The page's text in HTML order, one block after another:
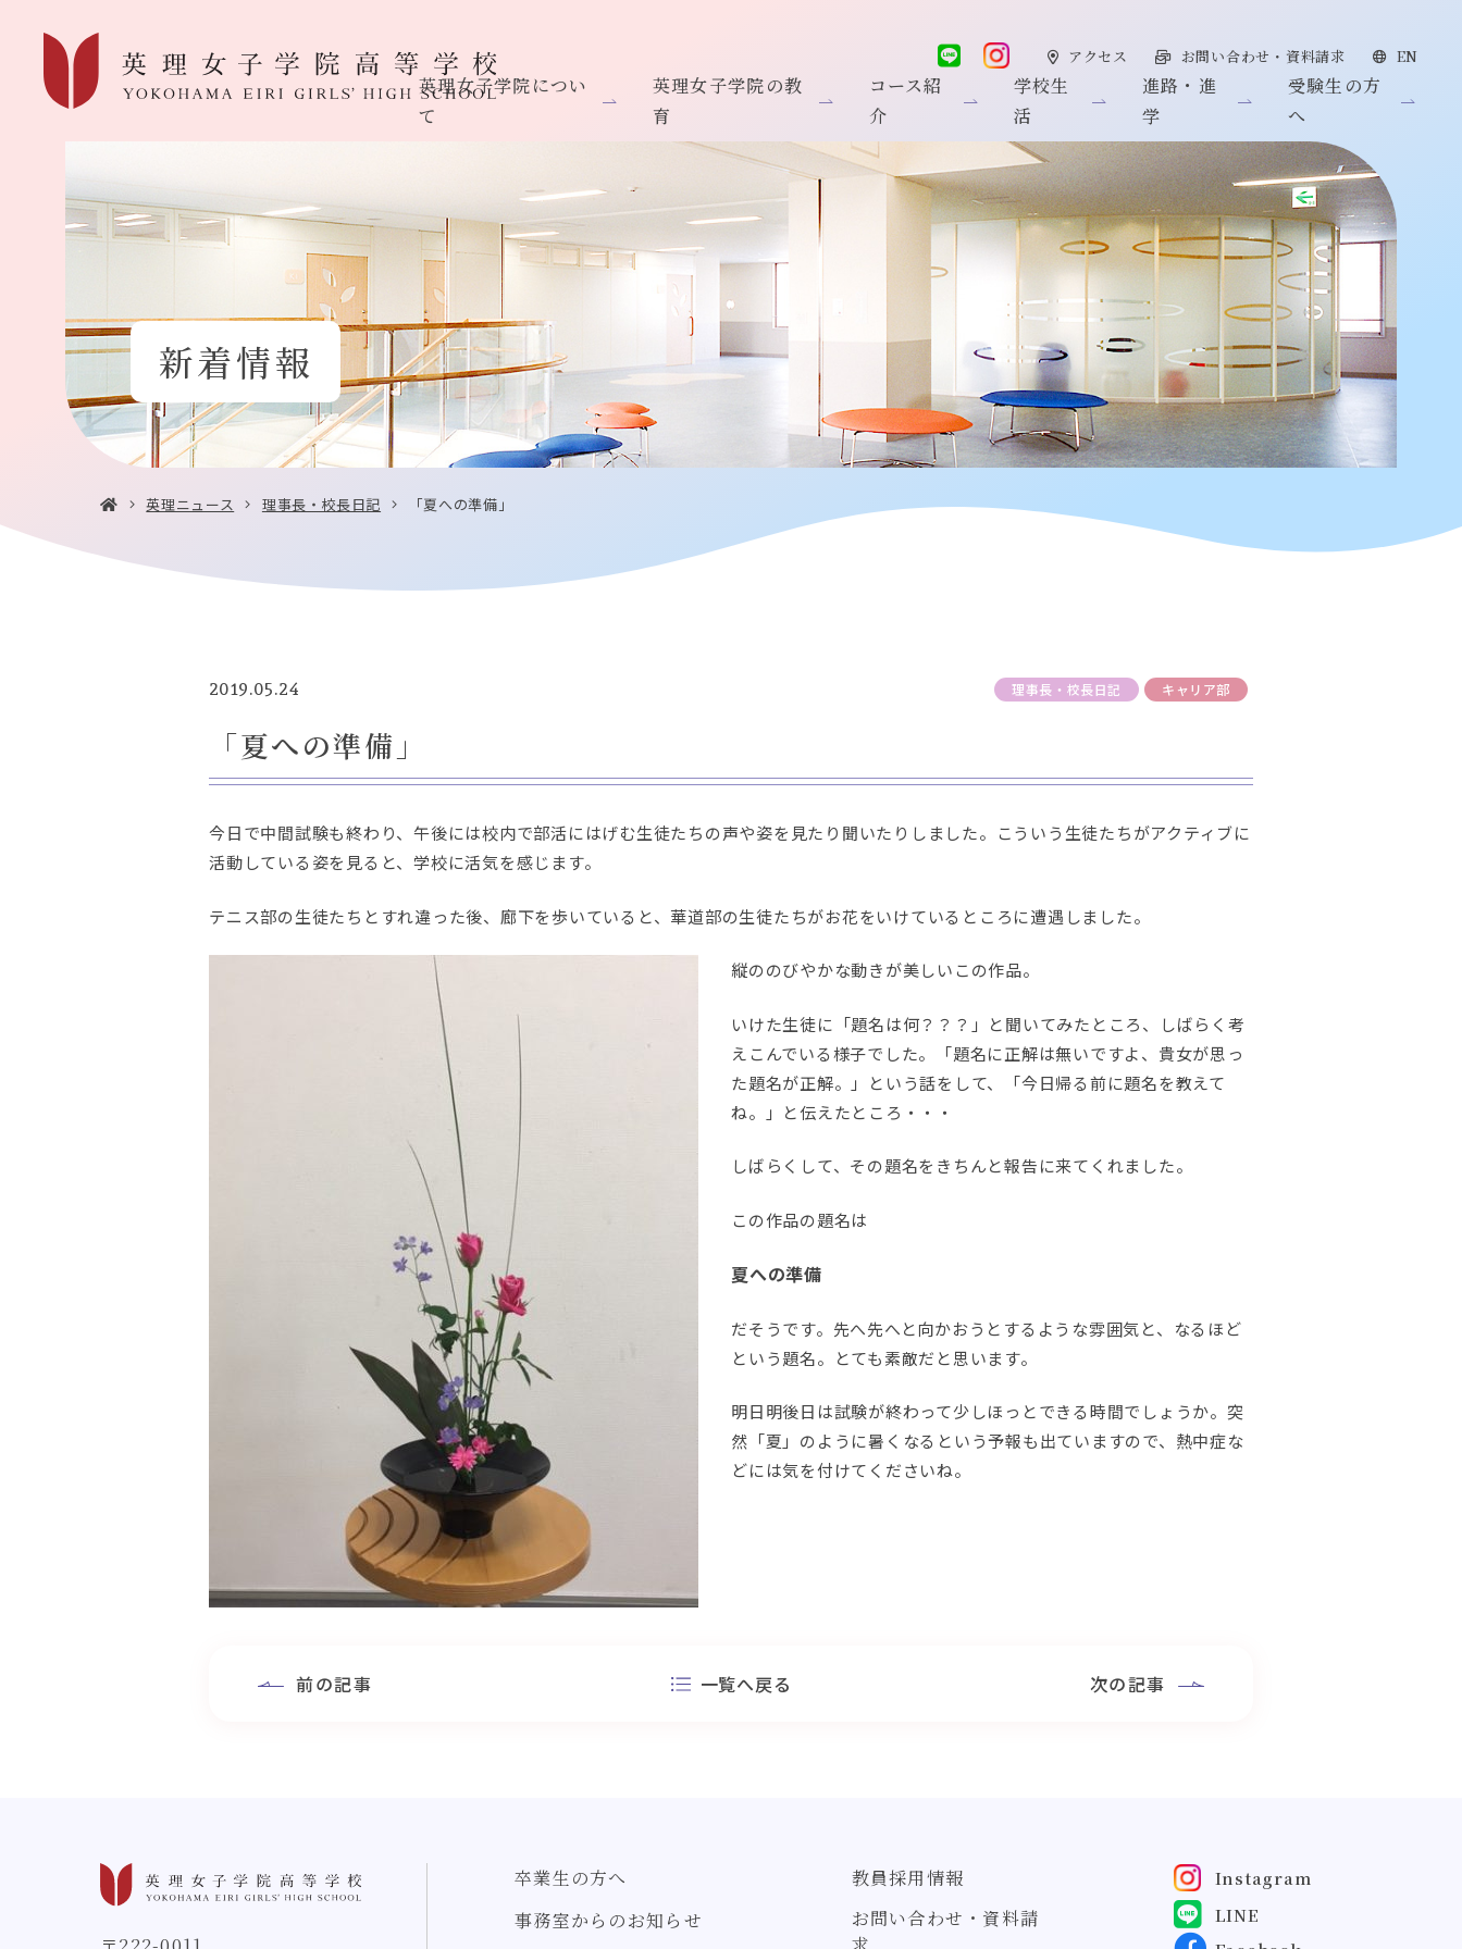
アクセス お問い合わせ・資料請求 EN
英理女子学院につい
て
英理女子学院の教
育
コース紹
介
学校生
活
進路・進
学
受験生の方
へ
新着情報
英理ニュース 理事長・校長日記 「夏への準備」
理事長・校長日記 キャリア部
2019.05.24
「夏への準備」
今日で中間試験も終わり、午後には校内で部活にはげむ生徒たちの声や姿を見たり聞いたりしました。こういう生徒たちがアクティブに
活動している姿を見ると、学校に活気を感じます。
テニス部の生徒たちとすれ違った後、廊下を歩いていると、華道部の生徒たちがお花をいけているところに遭遇しました。
縦ののびやかな動きが美しいこの作品。
いけた生徒に「題名は何？？？」と聞いてみたところ、しばらく考
えこんでいる様子でした。「題名に正解は無いですよ、貴女が思っ
た題名が正解。」という話をして、「今日帰る前に題名を教えて
ね。」と伝えたところ・・・
しばらくして、その題名をきちんと報告に来てくれました。
この作品の題名は
夏への準備
だそうです。先へ先へと向かおうとするような雰囲気と、なるほど
という題名。とても素敵だと思います。
明日明後日は試験が終わって少しほっとできる時間でしょうか。突
然「夏」のように暑くなるという予報も出ていますので、熱中症な
どには気を付けてくださいね。
前の記事 一覧へ戻る 次の記事
卒業生の方へ
事務室からのお知らせ
教員採用情報
お問い合わせ・資料請
Instagram
LINE